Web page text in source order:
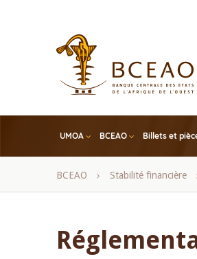
UMOA BCEAO Billets et
Fil
BCEAO Stabilité financière